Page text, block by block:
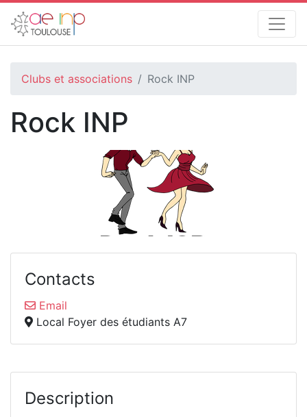
Clubs et associations Rock INP
Rock INP
Contacts
Email
Local Foyer des étudiants A7
Description